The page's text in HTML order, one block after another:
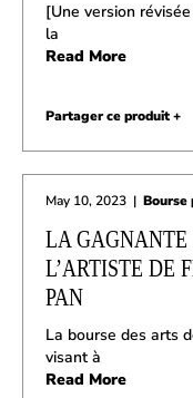
[Une version
la
Read More
Partager ce produit +
May 10, 2023 | Bourse
LA GAGNANTE
L’ARTISTE DE
PAN
La bourse des arts
visant à
Read More